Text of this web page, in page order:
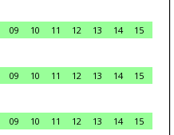
09 10 11 12 13 14
15
09 10 11 12 13 14
15
09 10 11 12 13 14
15